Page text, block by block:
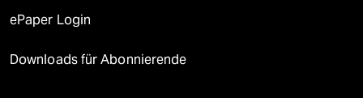
ePaper Login
Downloads für Abonnierende